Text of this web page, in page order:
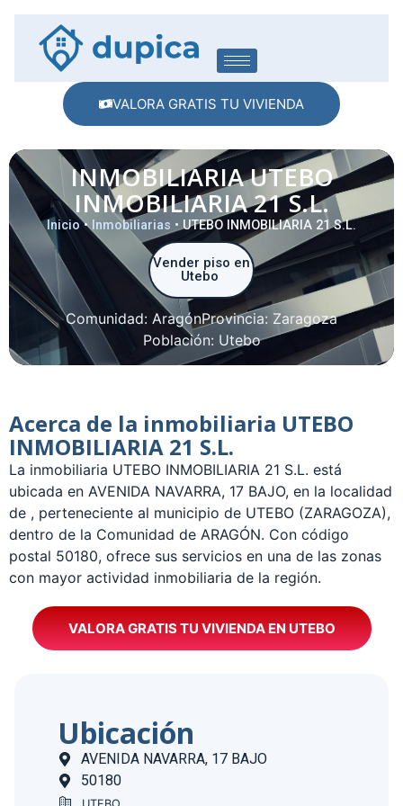
VALORA GRATIS TU VIVIENDA
INMOBILIARIA UTEBO
INMOBILIARIA 21 S.L.
Inicio• Inmobiliarias • UTEBO INMOBILIARIA 21 S.L.
Vender piso en
Utebo
Comunidad: AragónProvincia: Zaragoza
Población: Utebo
Acerca de la inmobiliaria UTEBO
INMOBILIARIA 21 S.L.
La inmobiliaria UTEBO INMOBILIARIA 21 S.L. está
ubicada en AVENIDA NAVARRA, 17 BAJO, en la localidad
de , perteneciente al municipio de UTEBO (ZARAGOZA),
dentro de la Comunidad de ARAGÓN. Con código
postal 50180, ofrece sus servicios en una de las zonas
con mayor actividad inmobiliaria de la región.
VALORA GRATIS TU VIVIENDA EN UTEBO
Ubicación
AVENIDA NAVARRA, 17 BAJO
50180